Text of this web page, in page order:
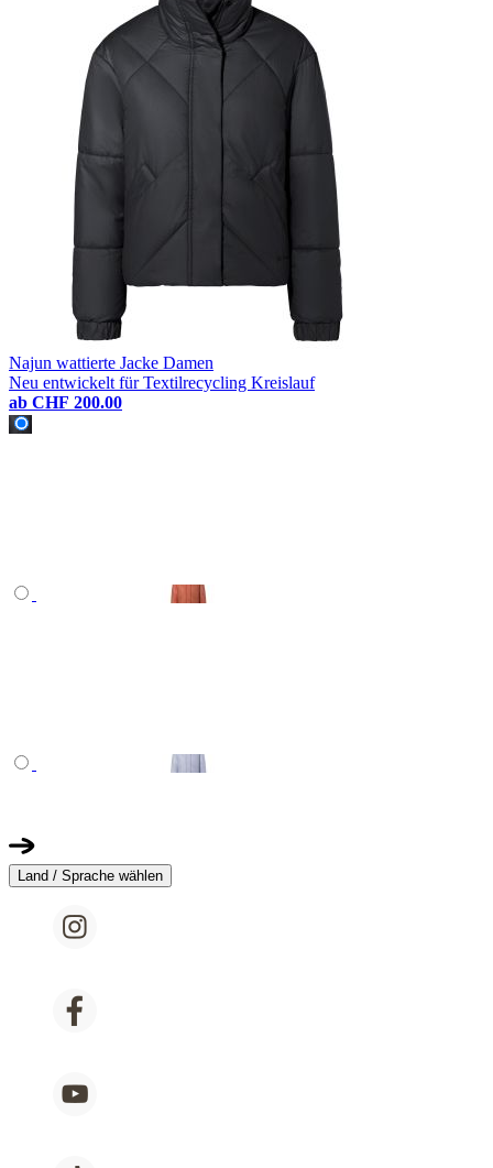
Najun wattierte Jacke Damen
Neu entwickelt für Textilrecycling Kreislauf
ab CHF 200.00
Land / Sprache wählen